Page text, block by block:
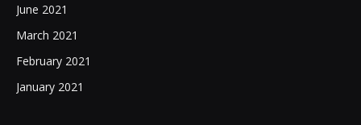
June 2021
March 2021
February 2021
January 2021